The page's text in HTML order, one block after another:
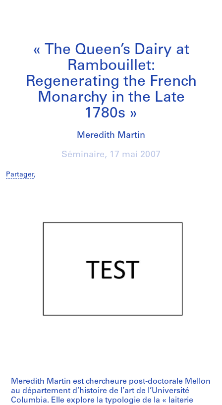
« The Queen’s Dairy at
Rambouillet:
Regenerating the French
Monarchy in the Late
1780s »
Meredith Martin
Séminaire, 17 mai 2007
Partager,
Meredith Martin est chercheure post-doctorale Mellon
au département d’histoire de l’art de l’Université
Columbia. Elle explore la typologie de la « laiterie